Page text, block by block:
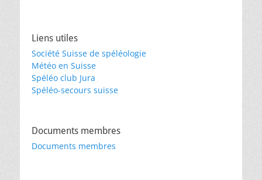
Liens utiles
Société Suisse de spéléologie
Météo en Suisse
Spéléo club Jura
Spéléo-secours suisse
Documents membres
Documents membres